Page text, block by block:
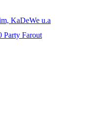
KaDeWe u.a
Party Farout